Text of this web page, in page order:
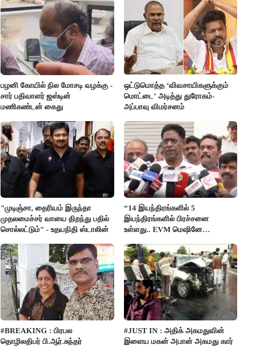
பழனி கோயில் நில மோசடி வழக்கு -
சார் பதிவாளர் ஜஸ்டின்
மணிகண்டன் கைது
ஒட்டுமொத்த ‘விவசாயிகளுக்கும்
மொட்டை’ அடித்து துரோகம்-
அப்பாவு விமர்சனம்
"முடிஞ்சா, தைரியம் இருந்தா
முதலமைச்சர் வாயை திறந்து பதில்
சொல்லட்டும்" - உதயநிதி ஸ்டாலின்
“14 இயந்திரங்களில் 5
இயந்திரங்களில் பிரச்சனை
உள்ளது.. EVM மெஷினே
இளங்கோ
#BREAKING : பிரபல
தொழிலதிபர் பி.ஆர்.சுந்தர்
#JUST IN : அதிக் அகமதுவின்
இளைய மகன் அபான் அகமது கார்